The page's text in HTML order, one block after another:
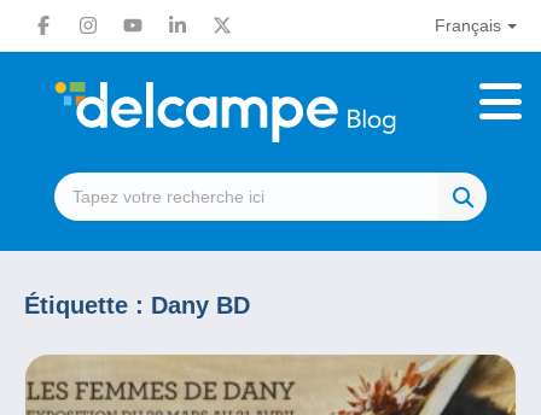
Français
Étiquette : Dany BD